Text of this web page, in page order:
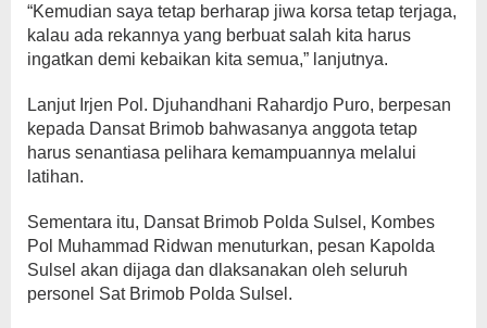
“Kemudian saya tetap berharap jiwa korsa tetap terjaga,
kalau ada rekannya yang berbuat salah kita harus
ingatkan demi kebaikan kita semua,” lanjutnya.
Lanjut Irjen Pol. Djuhandhani Rahardjo Puro, berpesan
kepada Dansat Brimob bahwasanya anggota tetap
harus senantiasa pelihara kemampuannya melalui
latihan.
Sementara itu, Dansat Brimob Polda Sulsel, Kombes
Pol Muhammad Ridwan menuturkan, pesan Kapolda
Sulsel akan dijaga dan dlaksanakan oleh seluruh
personel Sat Brimob Polda Sulsel.